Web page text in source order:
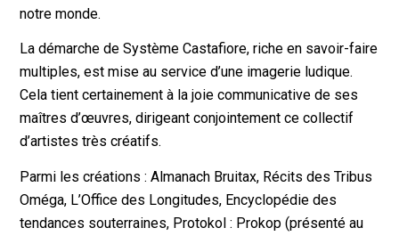
notre monde.
La démarche de Système Castafiore, riche en savoir-faire
multiples, est mise au service d’une imagerie ludique.
Cela tient certainement à la joie communicative de ses
maîtres d’œuvres, dirigeant conjointement ce collectif
d’artistes très créatifs.
Parmi les créations : Almanach Bruitax, Récits des Tribus
Oméga, L’Office des Longitudes, Encyclopédie des
tendances souterraines, Protokol : Prokop (présenté au